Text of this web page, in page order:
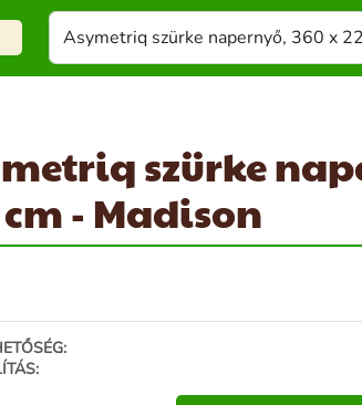
szürke
cm - Madison